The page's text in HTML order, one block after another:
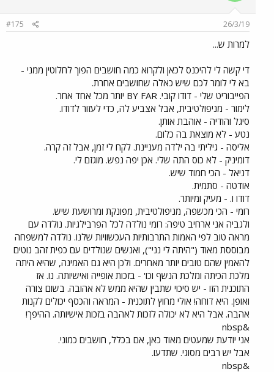
26/3/19
#175
למרות ש...
די קשה לי להיכנס לכאן ולקרוא כמה חושבים הפוך לחלוטין ממני -
בא לי לומר לכם שיש כאלה שחושבים אחרת.
הפייבוריט שלי - דודו קובי. BY FAR יותר מכל אחד אחר.
לימור - מניפולטיבית, אבל אצביע לה, כדי לעזור לדודו.
סיגל והודיה - אוהבת אותן.
נטע - לא מוצאת בה כלום.
אליסה - גיליתי בה ילדה מעניינת. לקח לי זמן, אבל זה קרה.
דומיניק - לא כוס התה שלי. אכן יפה נפש. מוגזם לי.
דניאל - הכי חמוד שיש.
אודטה - סתמית.
דודו ו. - מעיק ומיותר.
רומי - הכי מכשפה, מניפולטיבית, מפונקת ומרושעת שיש.
ולגביה אני ארחיב טיפה: רומי נולדה לכל הפרבילגיות. נולדה עם
מראה טוב לפי האמות התרבותיות העכשוויות שלנו. נולדה למשפחה
מבוססת מאוד ("היתה לי נני"), ואנשים שנולדים עם כפית זהב נוטים
להאמין שהם טובים יותר מאחרים. ולכן היא גם האמינה, שהיא היתה
מלכת הכיתה ומלכת הנשף וכו' - בזכות אופייה ואישיותה. נו. אז
התוכנית הזו - יש סיכוי שתבין שהיא ממש לא אהובה. בשום צורה
ואופן. היא דוחה! אולי מחוץ לתוכנית - המראה והכסף יכולים לקנות
אהבה. אבל היא לא יכולה לזכות לאהבה בזכות אישיותה. ההיפך!
&nbsp
אני יודעת שמעטים מאוד כאן, אם בכלל, חושבים כמוני.
אבל יש רבים מסוגי. שתדעו.
&nbsp